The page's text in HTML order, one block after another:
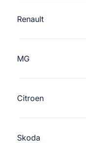
Renault
MG
Citroen
Skoda